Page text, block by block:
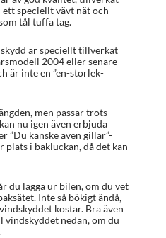
speciellt vävt nät och
tål tuffa tag.
är speciellt tillverkat
2004 eller senare
är inte en ”en-storlek-
men passar trots
nu igen även erbjuda
”Du kanske även gillar”-
i bakluckan, då det kan
du lägga ur bilen, om du vet
Inte så bökigt ändå,
kostar. Bra även
nedan, om du